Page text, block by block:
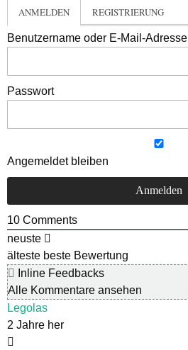
ANMELDEN REGISTRIERUNG
Benutzername oder E-Mail-Adresse
Passwort
Angemeldet bleiben
10 Comments
neuste
älteste beste Bewertung
Inline Feedbacks
Alle Kommentare ansehen
Legolas
2 Jahre her